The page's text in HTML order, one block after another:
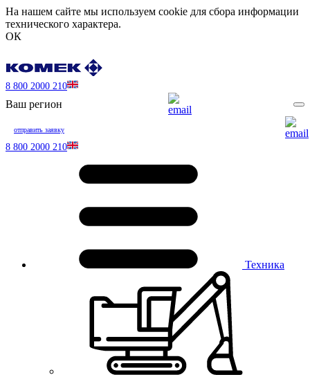
На нашем сайте мы используем cookie для сбора информации
технического характера.
ОК
8 800 2000 210
Ваш регион
отправить заявку
8 800 2000 210
Техника